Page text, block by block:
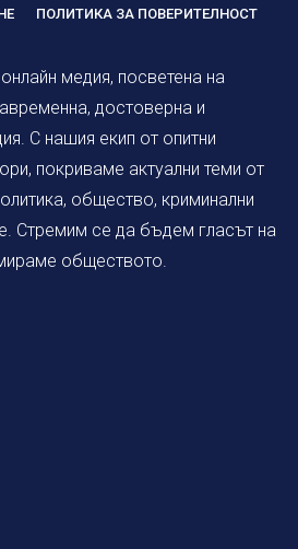
ПОЛИТИКА ЗА ПОВЕРИТЕЛНОСТ
медия, посветена на
достоверна и
С нашия екип от опитни
покриваме актуални теми от
общество, криминални
Стремим се да бъдем гласът на
обществото.